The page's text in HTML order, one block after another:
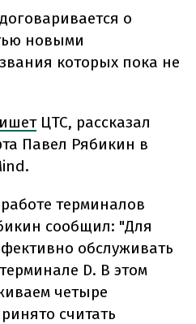
о
новыми
которых пока не
ЦТС, рассказал
Павел Рябикин в
терминалов
сообщил: "Для
обслуживать
D. В этом
четыре
считать